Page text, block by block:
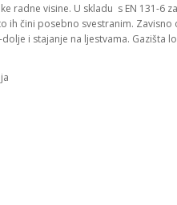
radne visine. U skladu s EN 131-6
ih čini posebno svestranim.
i stajanje na ljestvama. Gazišta